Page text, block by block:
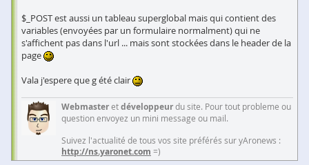
$_POST est aussi un tableau superglobal mais qui contient des
variables (envoyées par un formulaire normalment) qui ne
s'affichent pas dans l'url ... mais sont stockées dans le header de la
page
Vala j'espere que g été clair
Webmasteretdéveloppeurdu site. Pour tout probleme ou
question envoyez un mini message ou mail.
Suivez l'actualité de tous vos site préférés sur yAronews :
http://ns.yaronet.com =)